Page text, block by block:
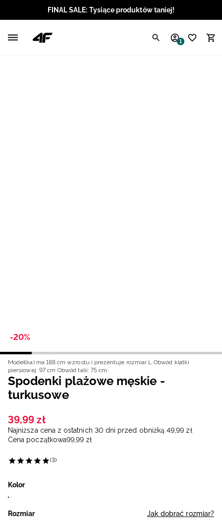
FINAL SALE: Tysiące produktów taniej!
1
-20%
Model(ka) ma 188 cm wzrostu i prezentuje rozmiar L Obwód klatki
piersiowej: 97 cm Obwód talii: 75 cm
Spodenki plażowe męskie -
turkusowe
39,99 zł
Najniższa cena z ostatnich 30 dni przed obniżką 49,99 zł
Cena początkowa99,99 zł
(3)
Kolor
Rozmiar Jak dobrać rozmiar?